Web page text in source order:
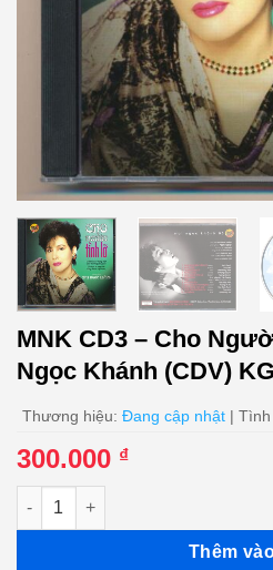
MNK CD3 – Cho
Ngọc Khánh (CDV)
Thương hiệu: Đang cập nhật |
300.000 ₫
MNK CD3 - Cho Người Tình Lỡ -
Thêm